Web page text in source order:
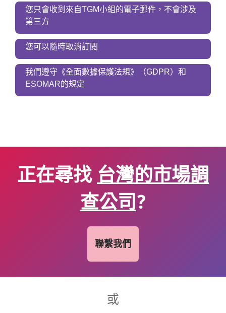
您只會收到來自TGM小組的電子郵件，不會涉及
第三方
您可以隨時取消訂閱
我們遵守《全面數據保護法規》（GDPR）和
ESOMAR的規定
正在尋找台灣的市場調
查公司?
聯繫我們
或